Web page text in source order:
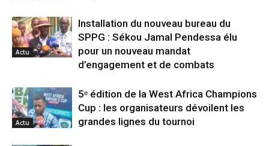
Actu
Installation du nouveau bureau du
SPPG : Sékou Jamal Pendessa élu
pour un nouveau mandat
d’engagement et de combats
Actu
5ᵉ édition de la West Africa Champions
Cup : les organisateurs dévoilent les
grandes lignes du tournoi